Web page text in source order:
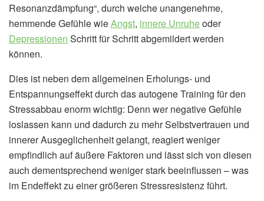
Resonanzdämpfung“, durch welche unangenehme,
hemmende Gefühle wieAngst, innere Unruheoder
Depressionen Schritt für Schritt abgemildert werden
können.
Dies ist neben dem allgemeinen Erholungs- und
Entspannungseffekt durch das autogene Training für den
Stressabbau enorm wichtig: Denn wer negative Gefühle
loslassen kann und dadurch zu mehr Selbstvertrauen und
innerer Ausgeglichenheit gelangt, reagiert weniger
empfindlich auf äußere Faktoren und lässt sich von diesen
auch dementsprechend weniger stark beeinflussen – was
im Endeffekt zu einer größeren Stressresistenz führt.